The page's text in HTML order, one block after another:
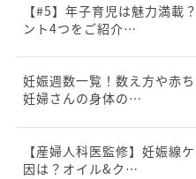
【#5】年子育児は魅力満載
ント4つをご紹介…
妊娠週数一覧！数え方や赤
妊婦さんの身体の…
【産婦人科医監修】妊娠線
因は？オイル&ク…